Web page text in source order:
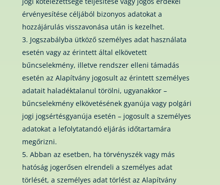
érvényesítése céljából bizonyos adatokat a
hozzájárulás visszavonása után is kezelhet.
Jogszabályba ütköző személyes adat használata
esetén vagy az érintett által elkövetett
bűncselekmény, illetve rendszer elleni támadás
esetén az Alapítvány jogosult az érintett személyes
adatait haladéktalanul törölni, ugyanakkor –
bűncselekmény elkövetésének gyanúja vagy polgári
jogi jogsértésgyanúja esetén – jogosult a személyes
adatokat a lefolytatandó eljárás időtartamára
megőrizni.
5. Abban az esetben, ha törvényszék vagy más
hatóság jogerősen elrendeli a személyes adat
törlését, a személyes adat törlést az Alapítvány